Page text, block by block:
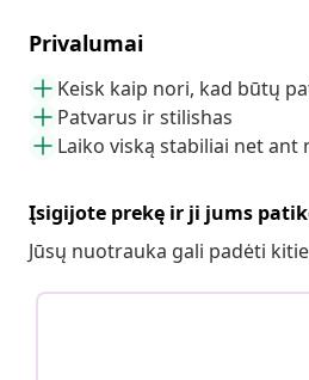
Privalumai
Keisk kaip nori, kad būtų
Patvarus ir stilishas
Laiko viską stabiliai net ant
Įsigijote prekę ir ji jums
Jūsų nuotrauka gali padėti